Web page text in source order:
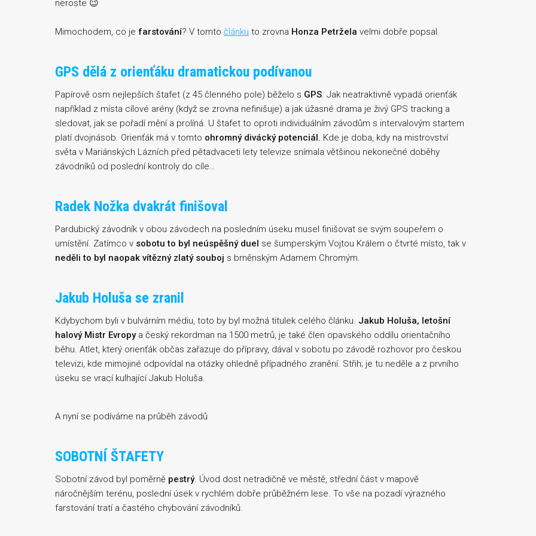
neroste 😉
Mimochodem, co je farstování? V tomto článku to zrovna Honza Petržela velmi dobře popsal.
GPS dělá z orienťáku dramatickou podívanou
Papírově osm nejlepších štafet (z 45 členného pole) běželo s GPS. Jak neatraktivně vypadá orienťák
například z místa cílové arény (když se zrovna nefinišuje) a jak úžasné drama je živý GPS tracking a
sledovat, jak se pořadí mění a prolíná. U štafet to oproti individuálním závodům s intervalovým startem
platí dvojnásob. Orienťák má v tomto ohromný divácký potenciál. Kde je doba, kdy na mistrovství
světa v Mariánských Lázních před pětadvaceti lety televize snímala většinou nekonečné doběhy
závodníků od poslední kontroly do cíle…
Radek Nožka dvakrát finišoval
Pardubický závodník v obou závodech na posledním úseku musel finišovat se svým soupeřem o
umístění. Zatímco v sobotu to byl neúspěšný duel se šumperským Vojtou Králem o čtvrté místo, tak v
neděli to byl naopak vítězný zlatý souboj s brněnským Adamem Chromým.
Jakub Holuša se zranil
Kdybychom byli v bulvárním médiu, toto by byl možná titulek celého článku. Jakub Holuša, letošní
halový Mistr Evropya český rekordman na 1500 metrů, je také člen opavského oddílu orientačního
běhu. Atlet, který orienťák občas zařazuje do přípravy, dával v sobotu po závodě rozhovor pro českou
televizi, kde mimojiné odpovídal na otázky ohledně případného zranění. Střih; je tu neděle a z prvního
úseku se vrací kulhající Jakub Holuša.
A nyní se podíváme na průběh závodů
SOBOTNÍ ŠTAFETY
Sobotní závod byl poměrně pestrý. Úvod dost netradičně ve městě, střední část v mapově
náročnějším terénu, poslední úsek v rychlém dobře průběžném lese. To vše na pozadí výrazného
farstování tratí a častého chybování závodníků.